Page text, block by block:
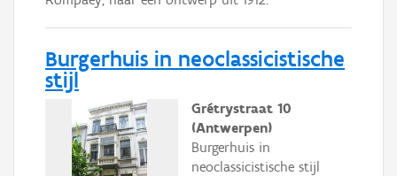
Burgerhuis in neoclassicistische
stijl
Grétrystraat 10
(Antwerpen)
Burgerhuis in
neoclassicistische stijl